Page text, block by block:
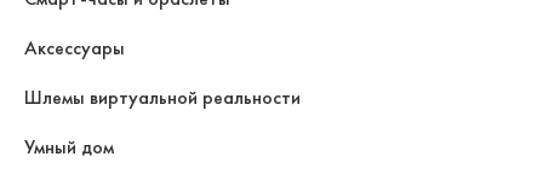
Аксессуары
Шлемы виртуальной реальности
Умный дом